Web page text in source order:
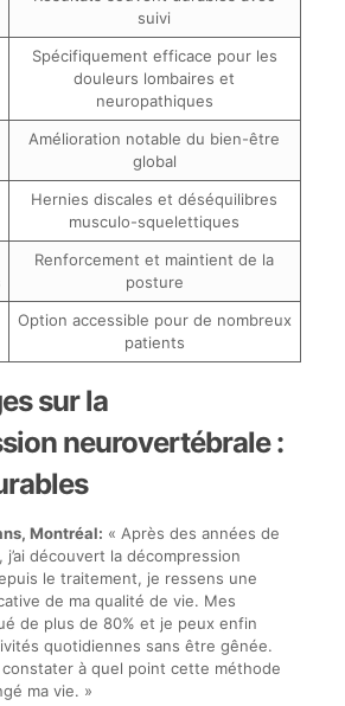
suivi
Spécifiquement efficace pour les
douleurs lombaires et
neuropathiques
Amélioration notable du bien-être
global
Hernies discales et déséquilibres
musculo-squelettiques
Renforcement et maintient de la
posture
Option accessible pour de nombreux
patients
sur la
neurovertébrale :
Montréal: « Après des années de
découvert la décompression
le traitement, je ressens une
de ma qualité de vie. Mes
de plus de 80% et je peux enfin
quotidiennes sans être gênée.
constater à quel point cette méthode
ma vie. »